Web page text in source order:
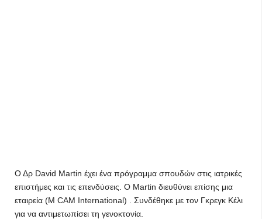
Ο Δρ David Martin έχει ένα πρόγραμμα σπουδών στις ιατρικές
επιστήμες και τις επενδύσεις. Ο Martin διευθύνει επίσης μια
εταιρεία (M CAM International) . Συνδέθηκε με τον Γκρεγκ Κέλι
για να αντιμετωπίσει τη γενοκτονία.